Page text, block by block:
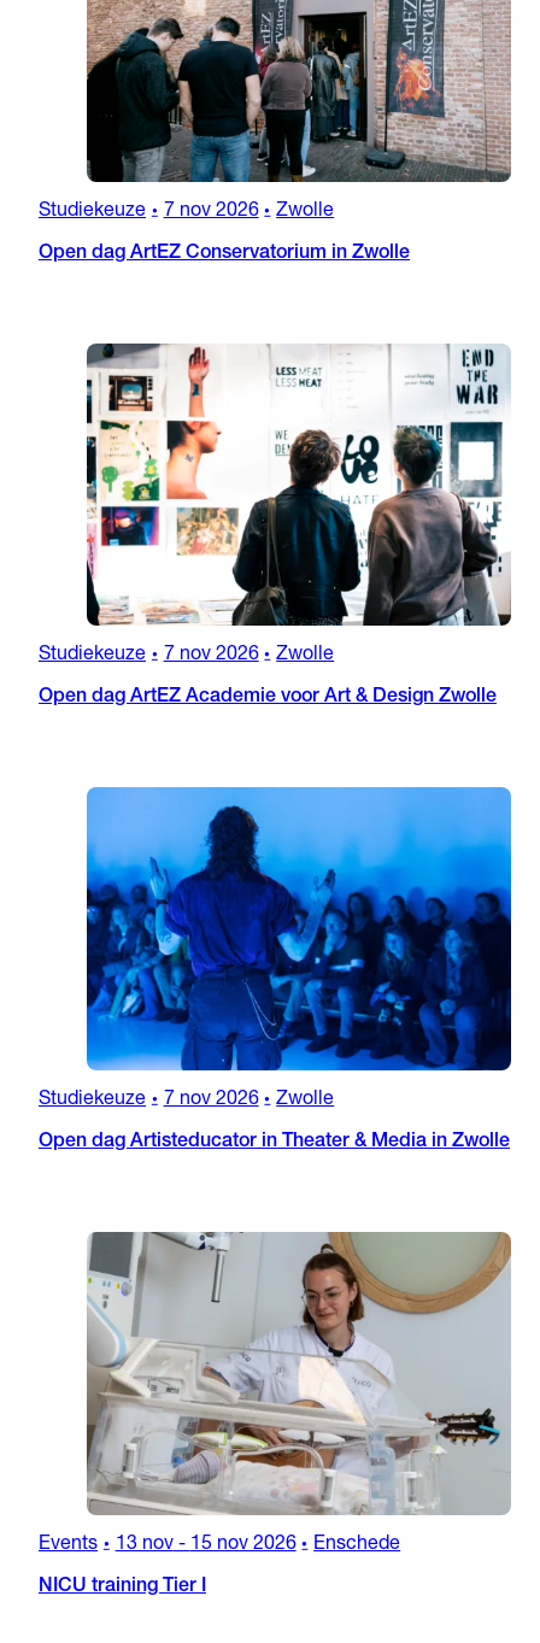
Studiekeuze • 7 nov 2026 • Zwolle
Open dag ArtEZ Conservatorium in Zwolle
Studiekeuze • 7 nov 2026 • Zwolle
Open dag ArtEZ Academie voor Art & Design Zwolle
Studiekeuze • 7 nov 2026 • Zwolle
Open dag Artisteducator in Theater & Media in Zwolle
Events • 13 nov-15 nov 2026 • Enschede
NICU training Tier I